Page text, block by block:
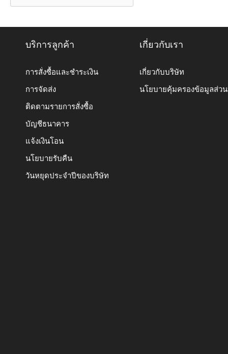
บริการลูกค้า
การสั่งซื้อและชำระเงิน
การจัดส่ง
ติดตามรายการสั่งซื้อ
บัญชีธนาคาร
แจ้งเงินโอน
นโยบายรับคืน
วันหยุดประจำปีของบริษัท
เกี่ยวกับเรา
เกี่ยวกับบริษัท
นโยบายคุ้มครองข้อมูลส่ว